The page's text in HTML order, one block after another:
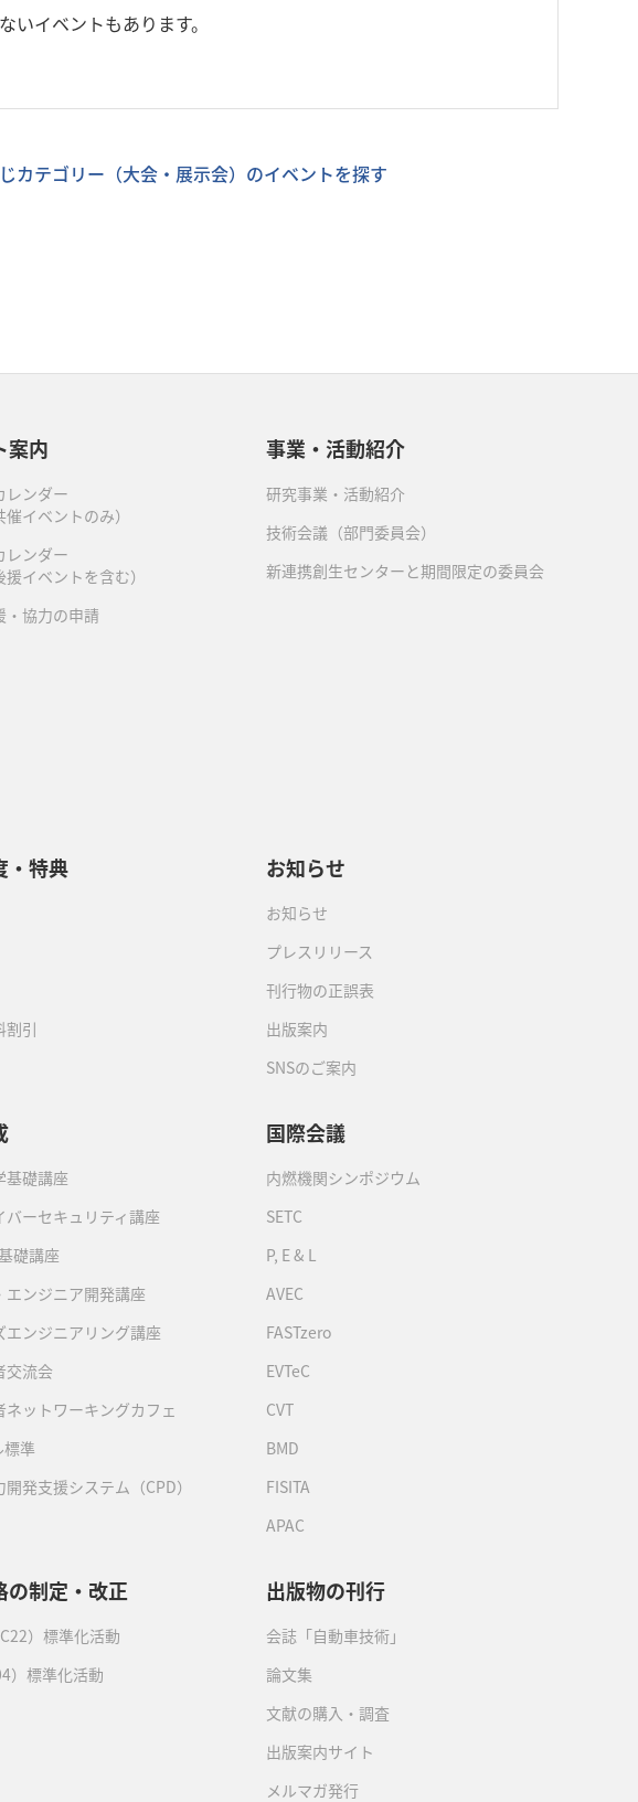
イベントもあります。
カテゴリー（大会・展示会）のイベントを探す
案内
レンダー
催イベントのみ）
レンダー
援イベントを含む）
・協力の申請
事業・活動紹介
研究事業・活動紹介
技術会議（部門委員会）
新連携創生センターと期間限定の委員会
・特典
割引
お知らせ
お知らせ
プレスリリース
刊行物の正誤表
出版案内
SNSのご案内
基礎講座
バーセキュリティ講座
礎講座
エンジニア開発講座
エンジニアリング講座
交流会
ネットワーキングカフェ
標準
発支援システム（CPD）
国際会議
内燃機関シンポジウム
SETC
P, E & L
AVEC
FASTzero
EVTeC
CVT
BMD
FISITA
APAC
の制定・改正
）標準化活動
）標準化活動
出版物の刊行
会誌「自動車技術」
論文集
文献の購入・調査
出版案内サイト
メルマガ発行